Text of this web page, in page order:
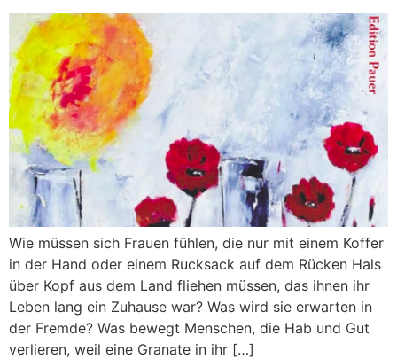
Wie müssen sich Frauen fühlen, die nur mit einem Koffer
in der Hand oder einem Rucksack auf dem Rücken Hals
über Kopf aus dem Land fliehen müssen, das ihnen ihr
Leben lang ein Zuhause war? Was wird sie erwarten in
der Fremde? Was bewegt Menschen, die Hab und Gut
verlieren, weil eine Granate in ihr […]